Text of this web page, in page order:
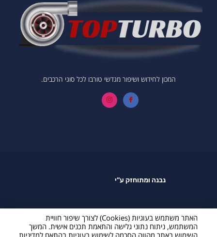
המכון לחידוש ושיפור מגדשי טורבו לכל סוגי הרכבים.
נבנה ומתוחזק ע”י
האתר משתמש בעוגיות (Cookies) לצורך שיפור חוויית
המשתמש, ניתוח נתוני גלישה והתאמת תכנים אישית. המשך
השימוש באתר מהווה הסכמה לשימוש בעוגיות בהתאם למדיניות